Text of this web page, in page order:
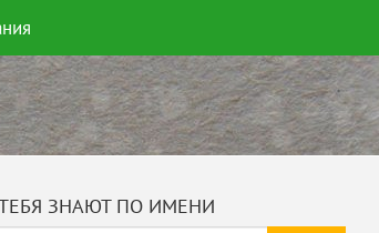
ТЕБЯ ЗНАЮТ ПО ИМЕНИ